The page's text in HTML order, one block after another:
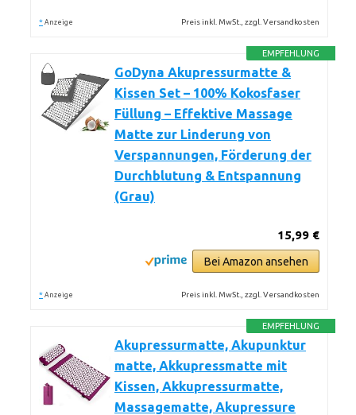
* Anzeige Preis inkl. MwSt., zzgl. Versandkosten
EMPFEHLUNG
GoDyna Akupressurmatte &
Kissen Set – 100% Kokosfaser
Füllung – Effektive Massage
Matte zur Linderung von
Verspannungen, Förderung der
Durchblutung & Entspannung
(Grau)
15,99 €
Bei Amazon ansehen
* Anzeige Preis inkl. MwSt., zzgl. Versandkosten
EMPFEHLUNG
Akupressurmatte, Akupunktur
matte, Akkupressmatte mit
Kissen, Akkupressurmatte,
Massagematte, Akupressure